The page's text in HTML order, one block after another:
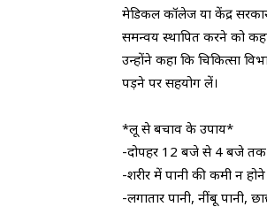
मेडिकल कॉलेज या केंद्र
समन्वय स्थापित करने को
उन्होंने कहा कि चिकित्सा
पड़ने पर सहयोग लें।
*लू से बचाव के उपाय*
-दोपहर 12 बजे से 4 बजे
-शरीर में पानी की कमी न
-लगातार पानी, नींबू